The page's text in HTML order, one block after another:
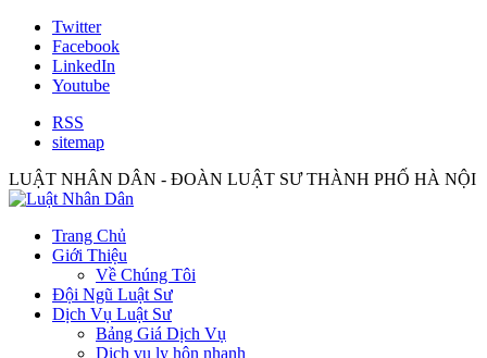
Twitter
Facebook
LinkedIn
Youtube
RSS
sitemap
LUẬT NHÂN DÂN - ĐOÀN LUẬT SƯ THÀNH PHỐ HÀ NỘI
Trang Chủ
Giới Thiệu
Về Chúng Tôi
Đội Ngũ Luật Sư
Dịch Vụ Luật Sư
Bảng Giá Dịch Vụ
Dịch vụ ly hôn nhanh